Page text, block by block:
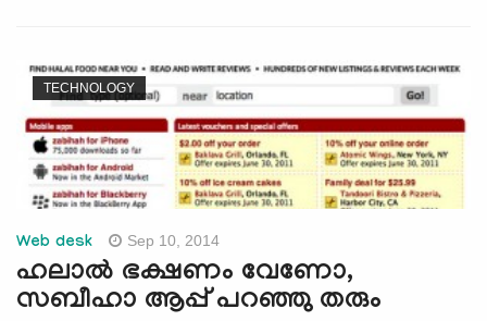
TECHNOLOGY
Web desk Sep 10, 2014
ഹലാല്‍ ഭക്ഷണം വേണോ,
സബീഹാ ആപ്പ് പറഞ്ഞു തരും